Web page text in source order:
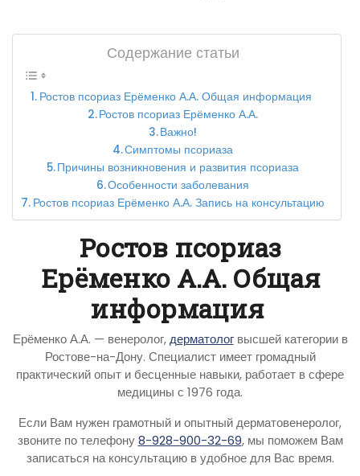
Содержание статьи
Ростов псориаз Ерёменко А.А. Общая информация
Ростов псориаз Ерёменко А.А.
Важно!
Симптомы псориаза
Причины возникновения и развития псориаза
Особенности заболевания
Ростов псориаз Ерёменко А.А. Запись на консультацию
Ростов псориаз
Ерёменко А.А. Общая
информация
Ерёменко А.А. — венеролог,дерматологвысшей категории в
Ростове-на-Дону. Специалист имеет громадный
практический опыт и бесценные навыки, работает в сфере
медицины с 1976 года.
Если Вам нужен грамотный и опытный дерматовенеролог,
звоните по телефону8-928-900-32-69, мы поможем Вам
записаться на консультацию в удобное для Вас время.